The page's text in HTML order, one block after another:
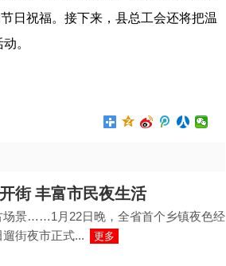
日祝福。接下来，县总工会还将把温
。
街 丰富市民夜生活
场景……1月22日晚，全省首个乡镇夜色经
街夜市正式...
更多